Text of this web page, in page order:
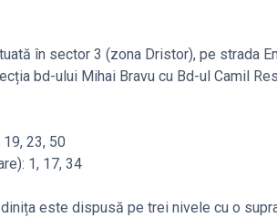
în sector 3 (zona Dristor), pe strada
bd-ului Mihai Bravu cu Bd-ul Camil
23, 50
1, 17, 34
este dispusă pe trei nivele cu o